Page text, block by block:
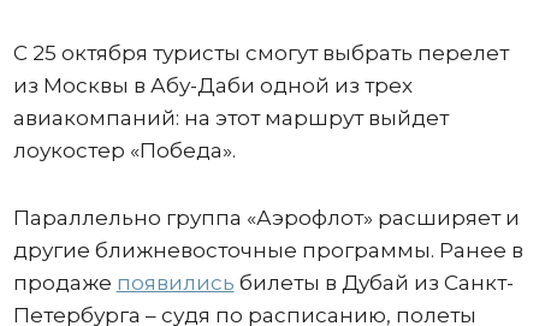
С 25 октября туристы смогут выбрать перелет
из Москвы в Абу-Даби одной из трех
авиакомпаний: на этот маршрут выйдет
лоукостер «Победа».
Параллельно группа «Аэрофлот» расширяет и
другие ближневосточные программы. Ранее в
продаже появились билеты в Дубай из Санкт-
Петербурга – судя по расписанию, полеты